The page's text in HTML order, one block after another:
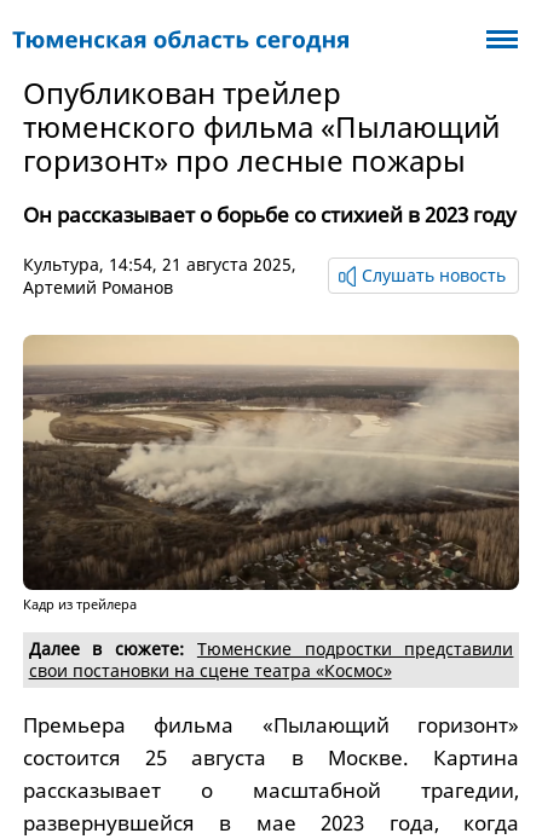
Опубликован трейлер
тюменского фильма «Пылающий
горизонт» про лесные пожары
Он рассказывает о борьбе со стихией в 2023 году
Культура, 14:54, 21 августа 2025,
Артемий Романов
Слушать новость
Кадр из трейлера
Далее в сюжете: Тюменские подростки представили
свои постановки на сцене театра «Космос»
Премьера фильма «Пылающий горизонт»
состоится 25 августа в Москве. Картина
рассказывает о масштабной трагедии,
развернувшейся в мае 2023 года, когда